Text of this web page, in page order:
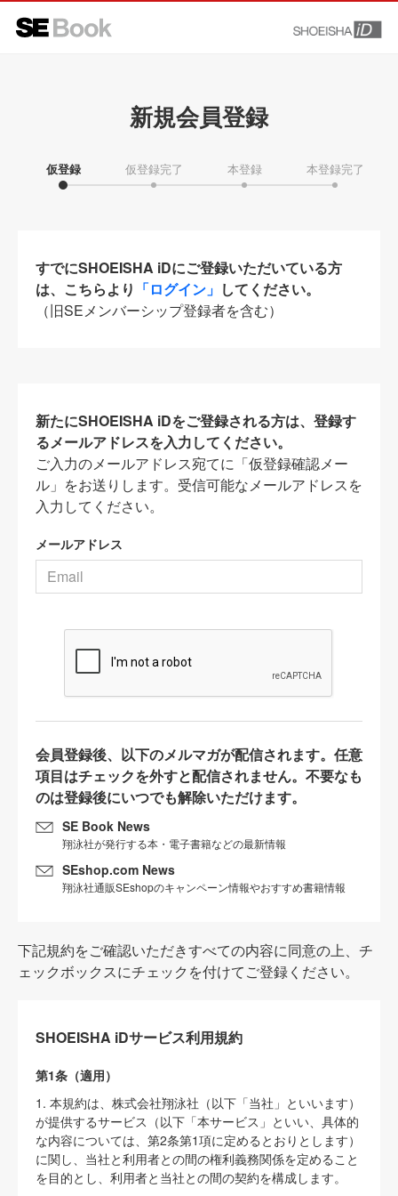
新規会員登録
仮登録 仮登録完了 本登録 本登録完了
すでにSHOEISHA iDにご登録いただいている方
は、こちらより 「ログイン」 してください。
（旧SEメンバーシップ登録者を含む）
新たにSHOEISHA iDをご登録される方は、登録す
るメールアドレスを入力してください。
ご入力のメールアドレス宛てに「仮登録確認メー
ル」をお送りします。受信可能なメールアドレスを
入力してください。
メールアドレス
会員登録後、以下のメルマガが配信されます。任意
項目はチェックを外すと配信されません。不要なも
のは登録後にいつでも解除いただけます。
SE Book News
翔泳社が発行する本・電子書籍などの最新情報
SEshop.com News
翔泳社通販SEshopのキャンペーン情報やおすすめ書籍情報
下記規約をご確認いただきすべての内容に同意の上、チ
ェックボックスにチェックを付けてご登録ください。
SHOEISHA iDサービス利用規約
第1条（適用）
1. 本規約は、株式会社翔泳社（以下「当社」といいます）
が提供するサービス（以下「本サービス」といい、具体的
な内容については、第2条第1項に定めるとおりとします）
に関し、当社と利用者との間の権利義務関係を定めること
を目的とし、利用者と当社との間の契約を構成します。